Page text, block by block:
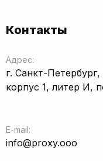
Контакты
Адрес:
г. Санкт-
корпус 1, литер И,
E-mail:
info@proxy.ooo